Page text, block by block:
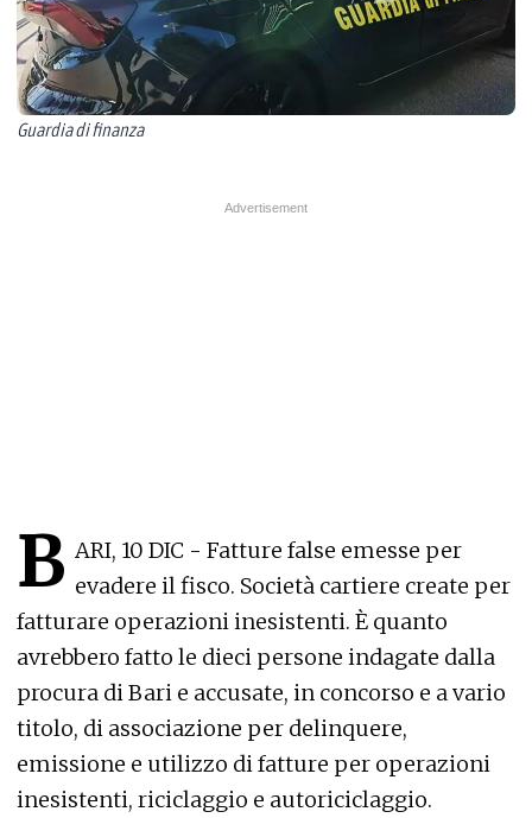
Guardia di finanza
B ARI, 10 DIC - Fatture false emesse per
evadere il fisco. Società cartiere create per
fatturare operazioni inesistenti. È quanto
avrebbero fatto le dieci persone indagate dalla
procura di Bari e accusate, in concorso e a vario
titolo, di associazione per delinquere,
emissione e utilizzo di fatture per operazioni
inesistenti, riciclaggio e autoriciclaggio.